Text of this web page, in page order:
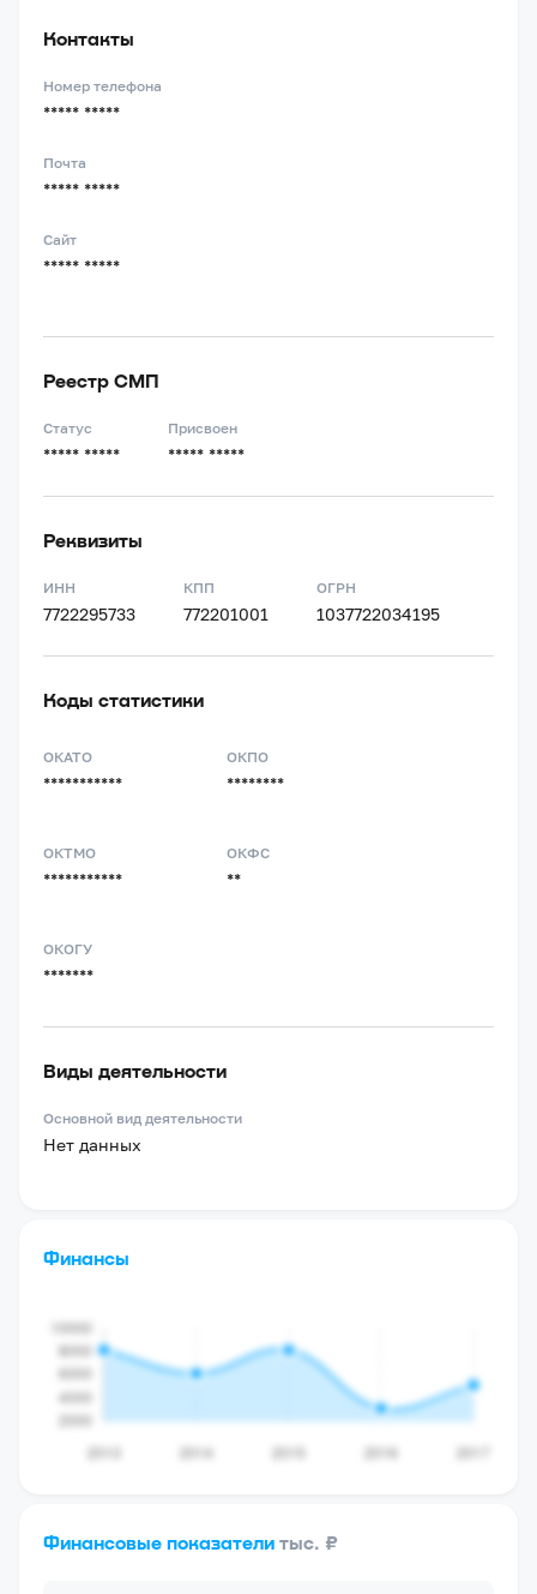
Контакты
Номер телефона
***** *****
Почта
***** *****
Сайт
***** *****
Реестр СМП
Статус
***** *****
Присвоен
***** *****
Реквизиты
ИНН
7722295733
КПП
772201001
ОГРН
1037722034195
Коды статистики
ОКАТО
***********
ОКПО
********
ОКТМО
***********
ОКФС
**
ОКОГУ
*******
Виды деятельности
Основной вид деятельности
Нет данных
Финансы
Финансовые показатели тыс. ₽